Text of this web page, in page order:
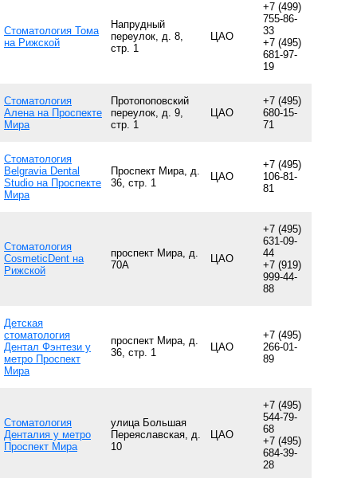
Стоматология Тома
на Рижской
Напрудный
переулок, д. 8,
стр. 1
ЦАО
+7 (499)
755-86-
33
+7 (495)
681-97-
19
Стоматология
Алена на Проспекте
Мира
Протопоповский
переулок, д. 9,
стр. 1
ЦАО
+7 (495)
680-15-
71
Стоматология
Belgravia Dental
Studio на Проспекте
Мира
Проспект Мира, д.
36, стр. 1
ЦАО
+7 (495)
106-81-
81
Стоматология
CosmeticDent на
Рижской
проспект Мира, д.
70А
ЦАО
+7 (495)
631-09-
44
+7 (919)
999-44-
88
Детская
стоматология
Дентал Фэнтези у
метро Проспект
Мира
проспект Мира, д.
36, стр. 1
ЦАО
+7 (495)
266-01-
89
Стоматология
Денталия у метро
Проспект Мира
улица Большая
Переяславская, д.
10
ЦАО
+7 (495)
544-79-
68
+7 (495)
684-39-
28